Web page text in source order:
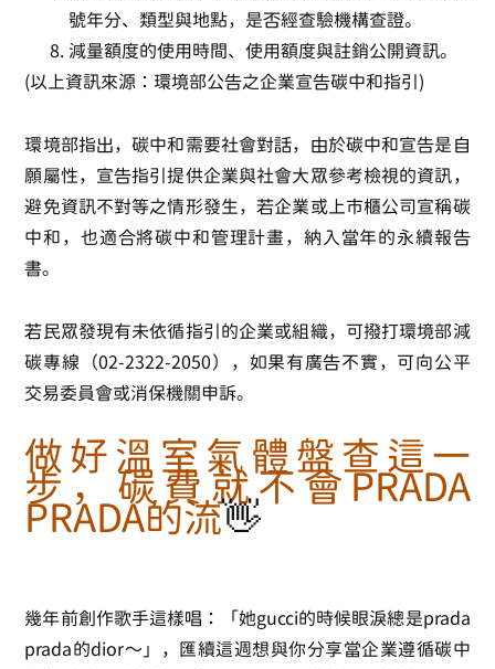
號年分、類型與地點，是否經查驗機構查證。
減量額度的使用時間、使用額度與註銷公開資訊。
(以上資訊來源：環境部公告之企業宣告碳中和指引)
環境部指出，碳中和需要社會對話，由於碳中和宣告是自
願屬性，宣告指引提供企業與社會大眾參考檢視的資訊，
避免資訊不對等之情形發生，若企業或上市櫃公司宣稱碳
中和，也適合將碳中和管理計畫，納入當年的永續報告
書。
若民眾發現有未依循指引的企業或組織，可撥打環境部減
碳專線（02-2322-2050），如果有廣告不實，可向公平
交易委員會或消保機關申訴。
做好溫室氣體盤查這一
步，碳費就不會PRADA
PRADA的流👋
幾年前創作歌手這樣唱：「她gucci的時候眼淚總是prada
prada的dior～」，匯續這週想與你分享當企業遵循碳中